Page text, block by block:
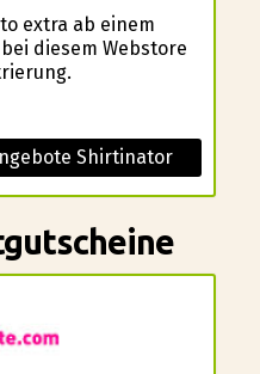
extra ab einem
diesem Webstore
Shirtinator